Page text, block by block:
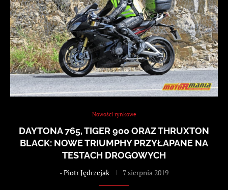
Nowości rynkowe
DAYTONA 765, TIGER 900 ORAZ THRUXTON
BLACK: NOWE TRIUMPHY PRZYŁAPANE NA
TESTACH DROGOWYCH
-Piotr Jędrzejak 7 sierpnia 2019